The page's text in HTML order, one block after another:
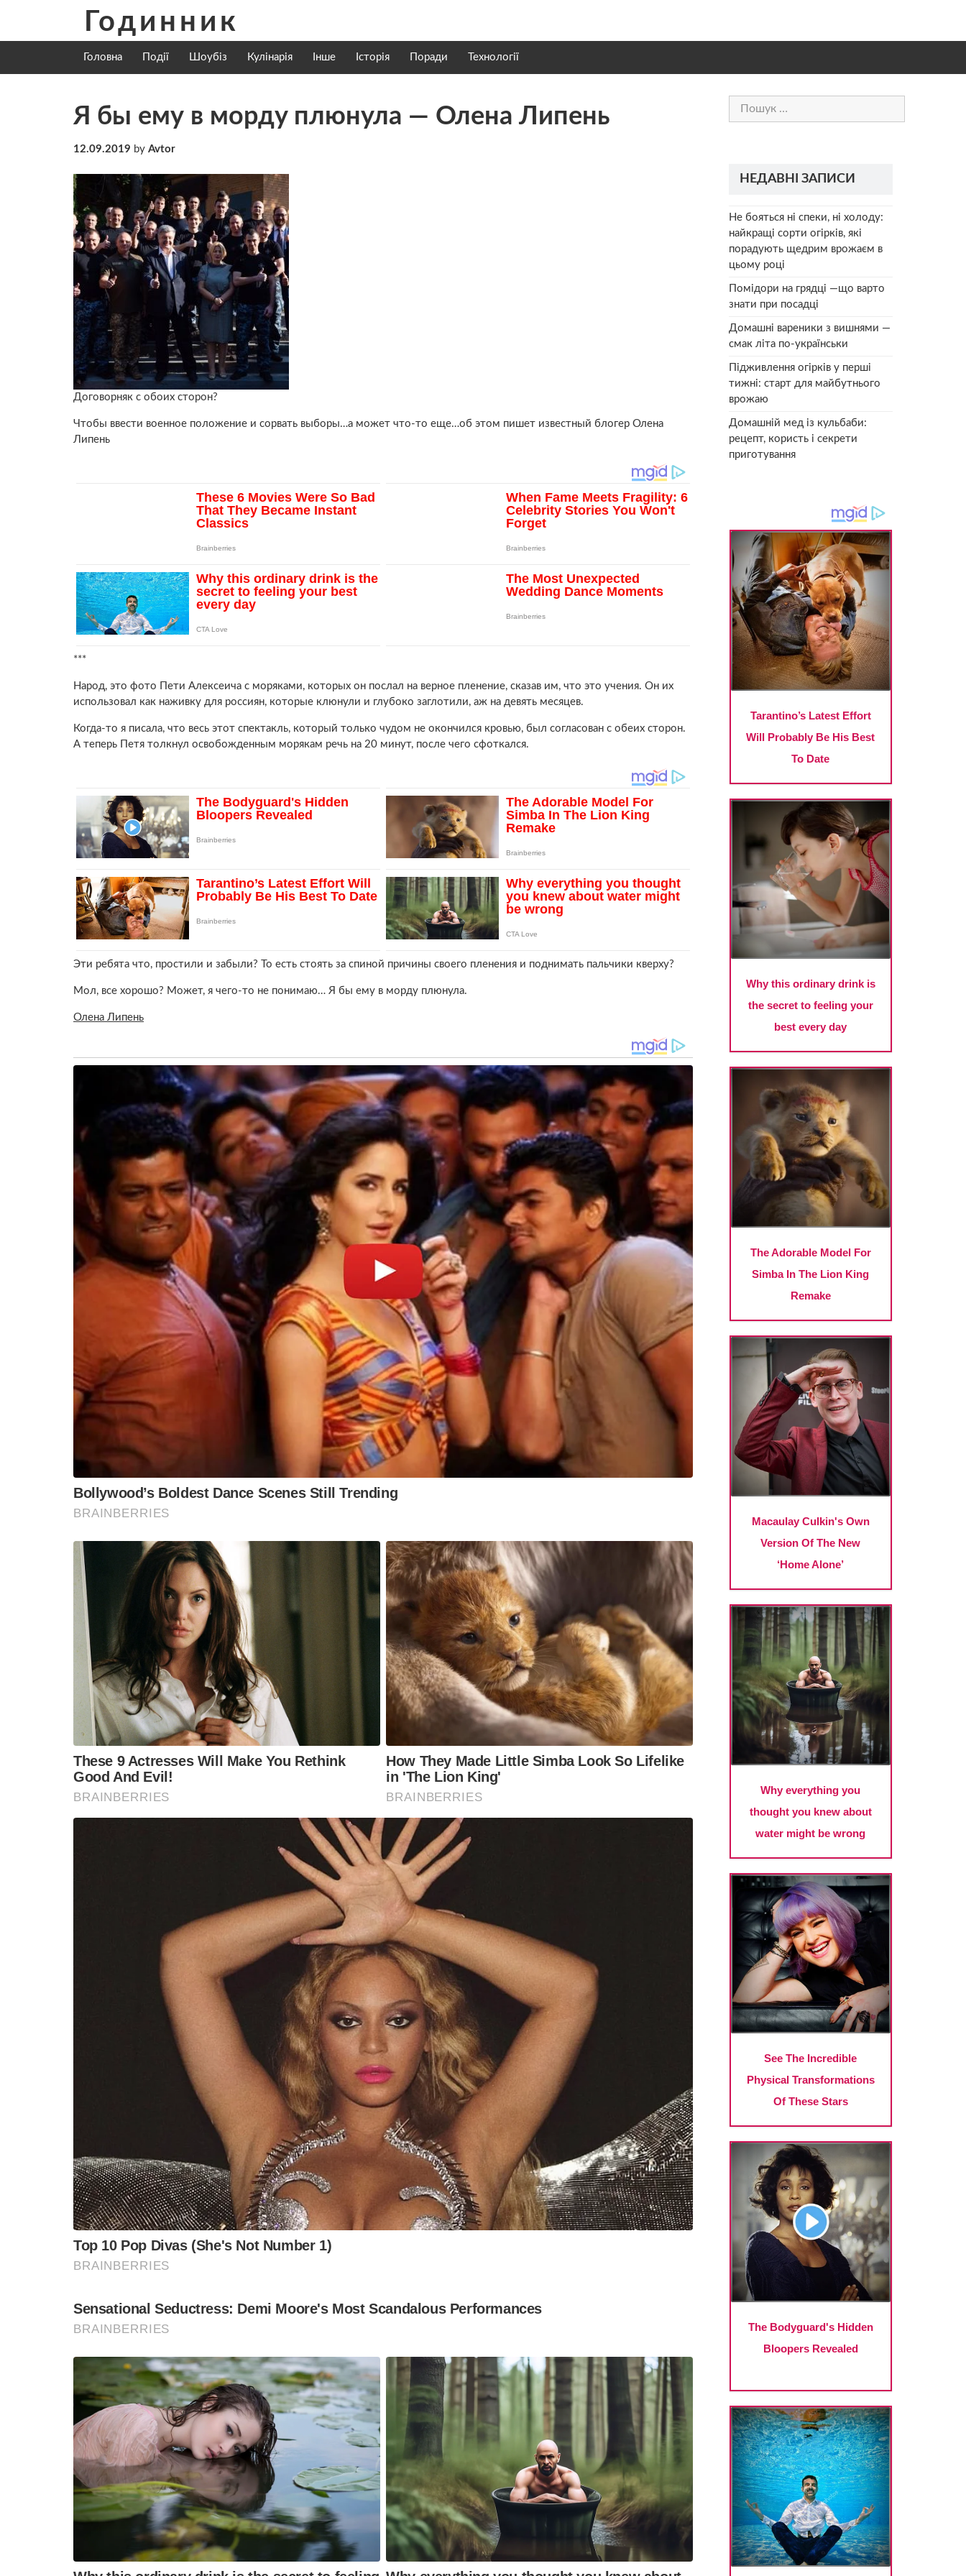
content
Годинник
Головна Події Шоубіз Кулінарія Інше Історія Поради Технології
Я бы ему в мopдy плюнула — Олена Липень
12.09.2019 by Avtor
Договорняк с обоих сторон?
Чтобы ввести военное положение и сорвать выборы…а может что-то еще…об этом пишет известный блогер Олена
Липень
***
Народ, это фото Пети Алексеича с моряками, которых он послал на верное пленение, сказав им, что это учения. Он их
использовал как наживку для россиян, которые клюнули и глубоко заглотили, аж на девять месяцев.
Когда-то я писала, что весь этот спектакль, который только чудом не окончился кровью, был согласован с обеих сторон.
А теперь Петя толкнул освобожденным морякам речь на 20 минут, после чего сфоткался.
Эти ребята что, простили и забыли? То есть стоять за спиной причины своего пленения и поднимать пальчики кверху?
Мол, все хорошо? Может, я чего-то не понимаю… Я бы ему в морду плюнула.
Олена Липень
Пошук:
НЕДАВНІ ЗАПИСИ
Не бояться ні спеки, ні холоду:
найкращі сорти огірків, які
порадують щедрим врожаєм в
цьому році
Помідори на грядці —що варто
знати при посадці
Домашні вареники з вишнями —
смак літа по-українськи
Підживлення огірків у перші
тижні: старт для майбутнього
врожаю
Домашній мед із кульбаби:
рецепт, користь і секрети
приготування